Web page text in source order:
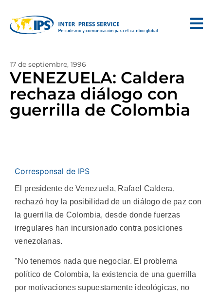
17 de septiembre, 1996
VENEZUELA: Caldera
rechaza diálogo con
guerrilla de Colombia
Corresponsal de IPS
El presidente de Venezuela, Rafael Caldera,
rechazó hoy la posibilidad de un diálogo de paz con
la guerrilla de Colombia, desde donde fuerzas
irregulares han incursionado contra posiciones
venezolanas.
"No tenemos nada que negociar. El problema
político de Colombia, la existencia de una guerrilla
por motivaciones supuestamente ideológicas, no